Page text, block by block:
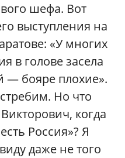
шефа. Вот
выступления на
«У многих
в голове засела
— бояре плохие».
Но что
когда
Россия»? Я
даже не того